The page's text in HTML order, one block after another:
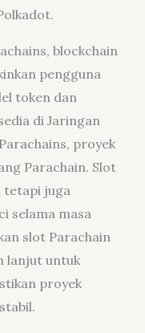
blockchain
pengguna
token dan
di Jaringan
proyek
Parachain. Slot
tetapi juga
selama masa
slot Parachain
lanjut untuk
proyek